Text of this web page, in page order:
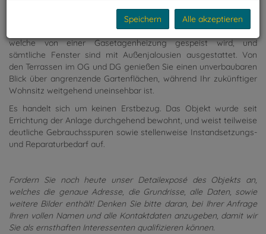
Galerie vor. Ein 5,65m² großes Kellerabteil sorgt für zusätzlichen
Stauraum, und einen Kfz-Stellplatz können Sie optional zusätzlich
erwerben. Beheizt wird das Haus mittels Fußbodenheizung,
welche von einer Gasetagenheizung gespeist wird, und
sämtliche Fenster sind mit Außenjalousien ausgestattet. Von
den Terrassen im OG und DG genießen Sie einen unverbaubaren
Blick über angrenzende Gartenflächen, während Ihr zukünftiger
Wohnsitz weitgehend uneinsehbar ist.
Es handelt sich um keinen Erstbezug. Das Objekt wurde seit
Errichtung der Anlage durchgehend bewohnt, und weist teilweise
deutliche Gebrauchsspuren sowie stellenweise Instandsetzungs-
und Reparaturbedarf auf.
Fordern Sie noch heute unser Detailexposé des Objekts an,
welches die genaue Adresse, die Grundrisse, alle Daten, sowie
weitere Bilder enthält! Denken Sie bitte daran, bei Ihrer Anfrage
Ihren vollen Namen und alle Kontaktdaten anzugeben, damit wir
Sie als ernsthaften Interessenten qualifizieren können.
Speichern Alle akzeptieren